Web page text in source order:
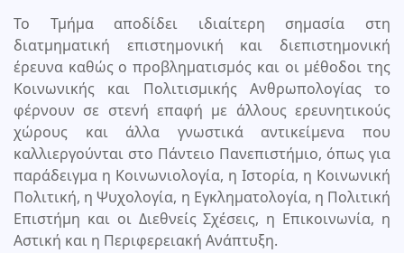
Το Τμήμα αποδίδει ιδιαίτερη σημασία στη
διατμηματική επιστημονική και διεπιστημονική
έρευνα καθώς ο προβληματισμός και οι μέθοδοι της
Κοινωνικής και Πολιτισμικής Ανθρωπολογίας το
φέρνουν σε στενή επαφή με άλλους ερευνητικούς
χώρους και άλλα γνωστικά αντικείμενα που
καλλιεργούνται στο Πάντειο Πανεπιστήμιο, όπως για
παράδειγμα η Κοινωνιολογία, η Ιστορία, η Κοινωνική
Πολιτική, η Ψυχολογία, η Εγκληματολογία, η Πολιτική
Επιστήμη και οι Διεθνείς Σχέσεις, η Επικοινωνία, η
Αστική και η Περιφερειακή Ανάπτυξη.